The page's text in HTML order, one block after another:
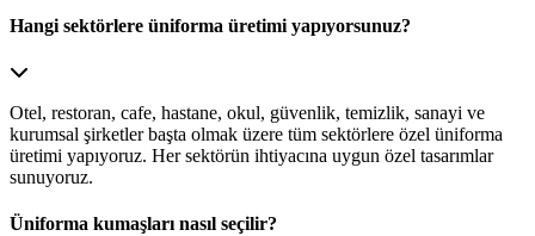
Hangi sektörlere üniforma üretimi yapıyorsunuz?
Otel, restoran, cafe, hastane, okul, güvenlik, temizlik, sanayi ve
kurumsal şirketler başta olmak üzere tüm sektörlere özel üniforma
üretimi yapıyoruz. Her sektörün ihtiyacına uygun özel tasarımlar
sunuyoruz.
Üniforma kumaşları nasıl seçilir?